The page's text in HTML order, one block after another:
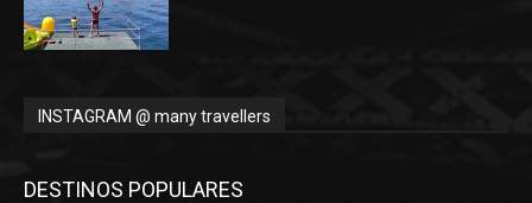
INSTAGRAM @ many travellers
DESTINOS POPULARES